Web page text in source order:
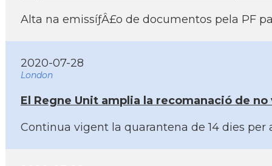
Alta na emissíƒÂ£o de documentos pela PF
2020-07-28
London
El Regne Unit amplia la recomanació de
Continua vigent la quarantena de 14 dies